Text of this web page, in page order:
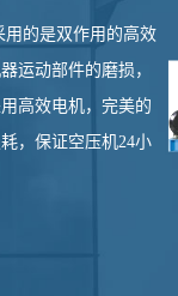
用的是双作用的高效
运动部件的磨损，
高效电机，完美的
，保证空压机24小